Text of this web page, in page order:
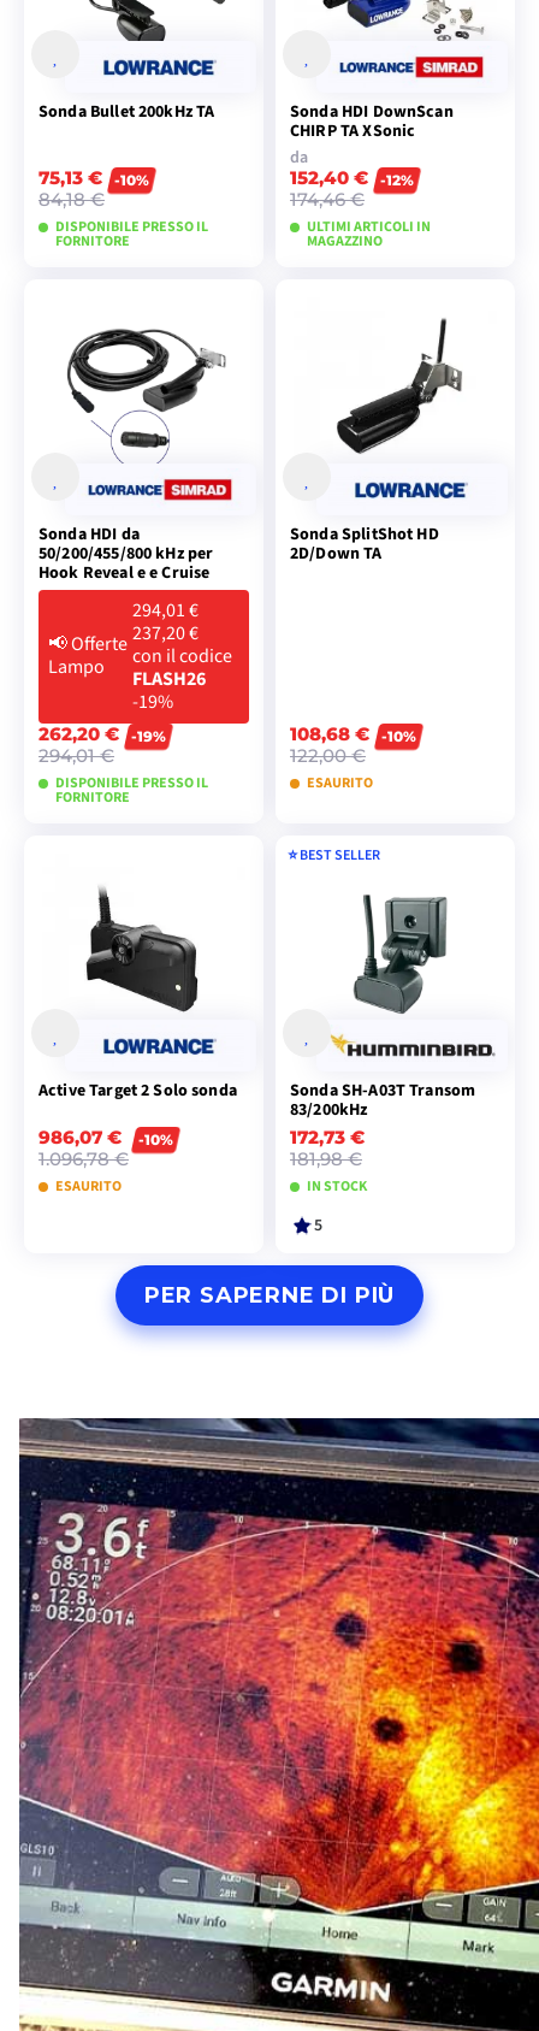
Sonda Bullet 200kHz TA
75,13 €
84,18 €
-10%
DISPONIBILE PRESSO IL
FORNITORE
CARRELLO
Sonda HDI DownScan
CHIRP TA XSonic
da
152,40 €
174,46 €
-12%
ULTIMI ARTICOLI IN
MAGAZZINO
Sonda HDI da
50/200/455/800 kHz per
Hook Reveal e e Cruise
📢Offerte
Lampo
294,01 €
237,20 €
con il codice
FLASH26
-19%
262,20 €
294,01 €
-19%
DISPONIBILE PRESSO IL
FORNITORE
CARRELLO
Sonda SplitShot HD
2D/Down TA
108,68 €
122,00 €
-10%
ESAURITO
AGGIUNGI AL
CARRELLO
Active Target 2 Solo sonda
986,07 €
1.096,78 €
-10%
ESAURITO
AGGIUNGI AL
CARRELLO
⭐️ BEST SELLER
Sonda SH-A03T Transom
83/200kHz
172,73 €
181,98 €
IN STOCK
5
AGGIUNGI AL
CARRELLO
PER SAPERNE DI PIÙ